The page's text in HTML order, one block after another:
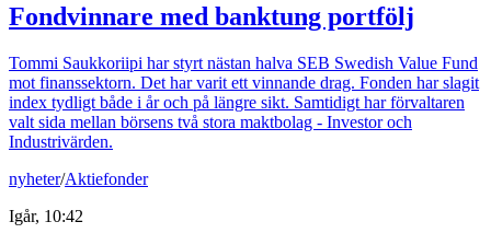
Fondvinnare med banktung portfölj
Tommi Saukkoriipi har styrt nästan halva SEB Swedish Value Fund
mot finanssektorn. Det har varit ett vinnande drag. Fonden har slagit
index tydligt både i år och på längre sikt. Samtidigt har förvaltaren
valt sida mellan börsens två stora maktbolag - Investor och
Industrivärden.
nyheter/Aktiefonder
Igår, 10:42